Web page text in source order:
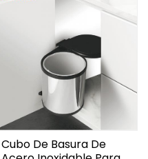
Cubo De Basura De